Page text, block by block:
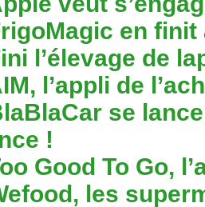
en
l’élevage de
l’appli de
se
!
Good To Go,
les